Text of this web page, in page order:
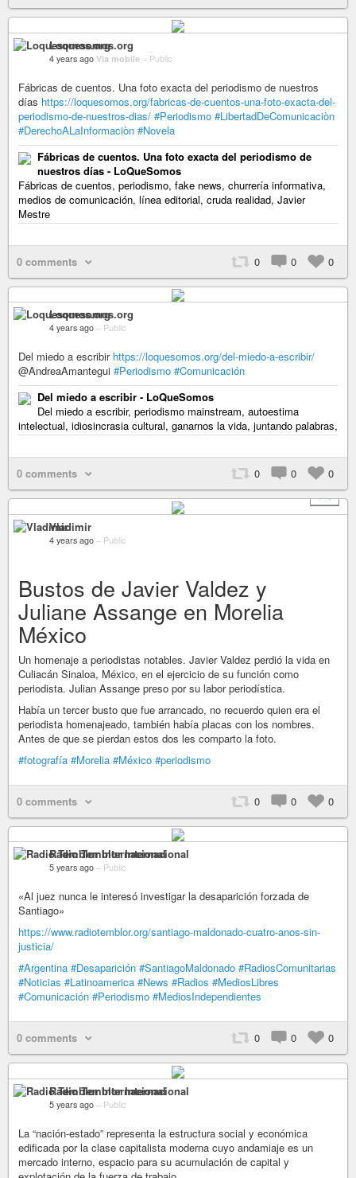
Loquesomos.org
4 years ago Via mobile – Public
Fábricas de cuentos. Una foto exacta del periodismo de nuestros
días https://loquesomos.org/fabricas-de-cuentos-una-foto-exacta-del-
periodismo-de-nuestros-dias/ #Periodismo #LibertadDeComunicaciòn
#DerechoALaInformaciòn #Novela
Fábricas de cuentos. Una foto exacta del periodismo de
nuestros días - LoQueSomos
Fábricas de cuentos, periodismo, fake news, churrería informativa,
medios de comunicación, línea editorial, cruda realidad, Javier
Mestre
0 comments 0 0 0
Loquesomos.org
4 years ago – Public
Del miedo a escribir https://loquesomos.org/del-miedo-a-escribir/
@AndreaAmantegui #Periodismo #Comunicación
Del miedo a escribir - LoQueSomos
Del miedo a escribir, periodismo mainstream, autoestima
intelectual, idiosincrasia cultural, ganarnos la vida, juntando palabras,
0 comments 0 0
0
+ 1
Vladimir
4 years ago – Public
Bustos de Javier Valdez y
Juliane Assange en Morelia
México
Un homenaje a periodistas notables. Javier Valdez perdió la vida en
Culiacán Sinaloa, México, en el ejercicio de su función como
periodista. Julian Assange preso por su labor periodística.
Había un tercer busto que fue arrancado, no recuerdo quien era el
periodista homenajeado, también había placas con los nombres.
Antes de que se pierdan estos dos les comparto la foto.
#fotografía #Morelia #México #periodismo
0 comments 0 0 0
Radio Temblor Internacional
5 years ago – Public
«Al juez nunca le interesó investigar la desaparición forzada de
Santiago»
https://www.radiotemblor.org/santiago-maldonado-cuatro-anos-sin-
justicia/
#Argentina #Desaparición #SantiagoMaldonado #RadiosComunitarias
#Noticias #Latinoamerica #News #Radios #MediosLibres
#Comunicación #Periodismo #MediosIndependientes
0 comments 0 0 0
Radio Temblor Internacional
5 years ago – Public
La “nación-estado” representa la estructura social y económica
edificada por la clase capitalista moderna cuyo andamiaje es un
mercado interno, espacio para su acumulación de capital y